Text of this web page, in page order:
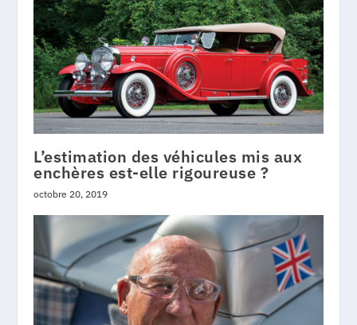
L’estimation des véhicules mis aux
enchères est-elle rigoureuse ?
octobre 20, 2019